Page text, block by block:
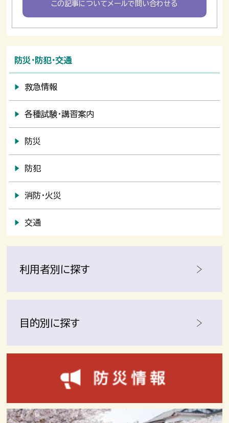
この記事についてメールで問い合わせる
防災・防犯・交通
救急情報
各種試験・講習案内
防災
防犯
消防・火災
交通
利用者別に探す
目的別に探す